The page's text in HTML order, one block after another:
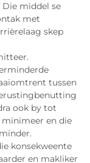
middel se
met
skep
tussen
ook by tot
en die
konsekweente
en makliker